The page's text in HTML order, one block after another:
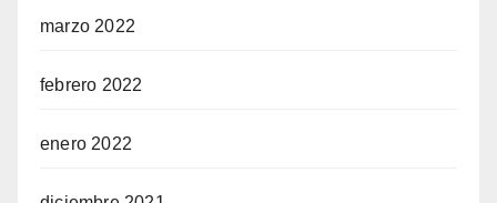
marzo 2022
febrero 2022
enero 2022